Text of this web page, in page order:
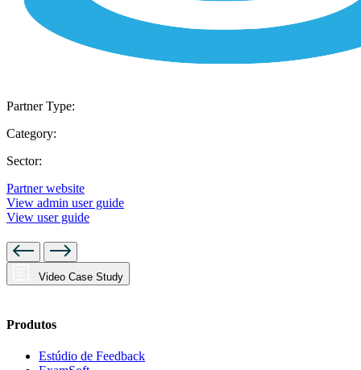
Partner Type:
Category:
Sector:
Partner website
View admin user guide
View user guide
Video Case Study
Produtos
Estúdio de Feedback